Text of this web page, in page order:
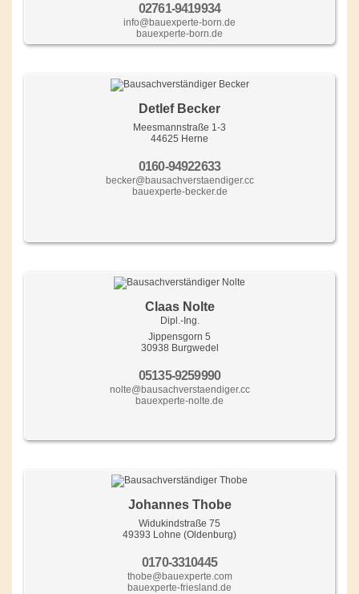
02761-9419934
info@bauexperte-born.de
bauexperte-born.de
Detlef Becker
Meesmannstraße 1-3
44625 Herne
0160-94922633
becker@bausachverstaendiger.cc
bauexperte-becker.de
Claas Nolte
Dipl.-Ing.
Jippensgorn 5
30938 Burgwedel
05135-9259990
nolte@bausachverstaendiger.cc
bauexperte-nolte.de
Johannes Thobe
Widukindstraße 75
49393 Lohne (Oldenburg)
0170-3310445
thobe@bauexperte.com
bauexperte-friesland.de